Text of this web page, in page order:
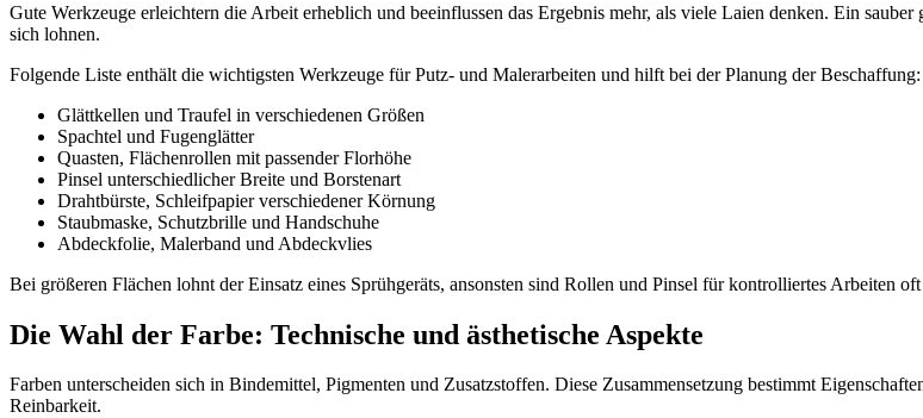
Gute Werkzeuge erleichtern die Arbeit erheblich und beeinflussen das Ergebnis mehr, als viele Laien denken. Ein
sich lohnen.
Folgende Liste enthält die wichtigsten Werkzeuge für Putz- und Malerarbeiten und hilft bei der Planung der Beschaffung:
Glättkellen und Traufel in verschiedenen Größen
Spachtel und Fugenglätter
Quasten, Flächenrollen mit passender Florhöhe
Pinsel unterschiedlicher Breite und Borstenart
Drahtbürste, Schleifpapier verschiedener Körnung
Staubmaske, Schutzbrille und Handschuhe
Abdeckfolie, Malerband und Abdeckvlies
Bei größeren Flächen lohnt der Einsatz eines Sprühgeräts, ansonsten sind Rollen und Pinsel für kontrolliertes Arbeiten oft
Die Wahl der Farbe: Technische und ästhetische Aspekte
Farben unterscheiden sich in Bindemittel, Pigmenten und Zusatzstoffen. Diese Zusammensetzung bestimmt
Reinbarkeit.